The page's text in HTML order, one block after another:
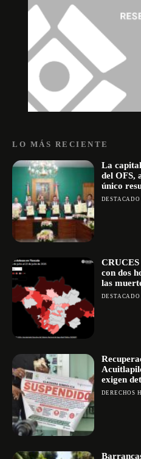
LO MÁS RECIENTE
La
del OFS,
único
DESTACADO
con dos
las
DESTACADO
exigen
DERECHOS